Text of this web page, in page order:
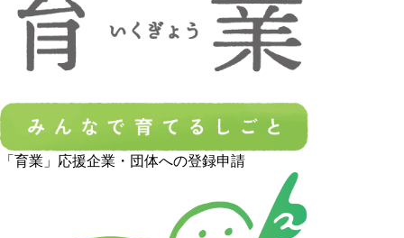
「育業」応援企業・団体への登録申請